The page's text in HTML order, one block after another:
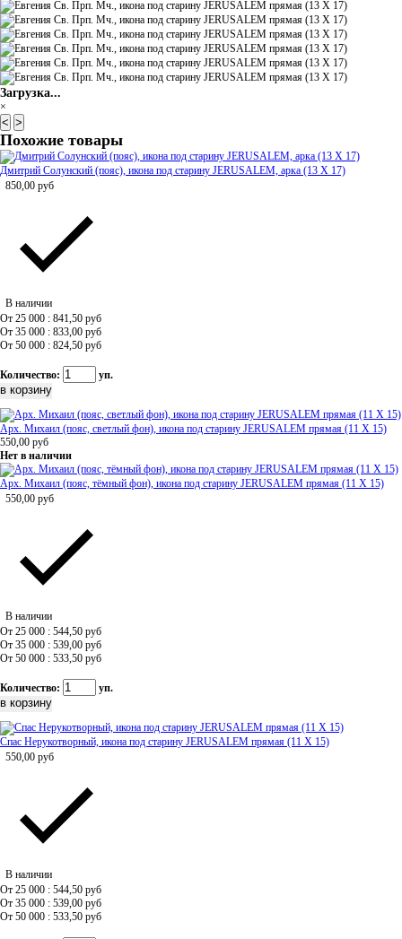
Загрузка...
×
< >
Похожие товары
Дмитрий Солунский (пояс), икона под старину JERUSALEM, арка (13 Х 17)
850,00 руб
В наличии
От 25 000 : 841,50 руб
От 35 000 : 833,00 руб
От 50 000 : 824,50 руб
Количество: уп.
Арх. Михаил (пояс, светлый фон), икона под старину JERUSALEM прямая (11 Х 15)
550,00 руб
Нет в наличии
Арх. Михаил (пояс, тёмный фон), икона под старину JERUSALEM прямая (11 Х 15)
550,00 руб
В наличии
От 25 000 : 544,50 руб
От 35 000 : 539,00 руб
От 50 000 : 533,50 руб
Количество: уп.
Спас Нерукотворный, икона под старину JERUSALEM прямая (11 Х 15)
550,00 руб
В наличии
От 25 000 : 544,50 руб
От 35 000 : 539,00 руб
От 50 000 : 533,50 руб